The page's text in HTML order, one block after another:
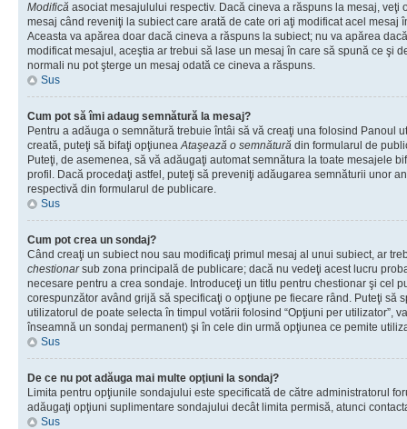
Modifică asociat mesajulului respectiv. Dacă cineva a răspuns la mesaj, veţi
mesaj când reveniţi la subiect care arată de cate ori aţi modificat acel mesaj
Aceasta va apărea doar dacă cineva a răspuns la subiect; nu va apărea
modificat mesajul, aceştia ar trebui să lase un mesaj în care să spună ce şi
normali nu pot şterge un mesaj odată ce cineva a răspuns.
Sus
Cum pot să îmi adaug semnătură la mesaj?
Pentru a adăuga o semnătură trebuie întâi să vă creaţi una folosind Panoul
creată, puteţi să bifaţi opţiuneaAtaşează o semnătură din formularul de
Puteţi, de asemenea, să vă adăugaţi automat semnătura la toate mesajele
profil. Dacă procedaţi astfel, puteţi să preveniţi adăugarea semnăturii unor
respectivă din formularul de publicare.
Sus
Cum pot crea un sondaj?
Când creaţi un subiect nou sau modificaţi primul mesaj al unui subiect, ar
chestionarsub zona principală de publicare; dacă nu vedeţi acest lucru
necesare pentru a crea sondaje. Introduceţi un titlu pentru chestionar şi cel
corespunzător având grijă să specificaţi o opţiune pe fiecare rând. Puteţi să
utilizatorul de poate selecta în timpul votării folosind “Opţiuni per utilizator”,
înseamnă un sondaj permanent) şi în cele din urmă opţiunea ce pemite
Sus
De ce nu pot adăuga mai multe opţiuni la sondaj?
Limita pentru opţiunile sondajului este specificată de către administratorul
adăugaţi opţiuni suplimentare sondajului decât limita permisă, atunci
Sus